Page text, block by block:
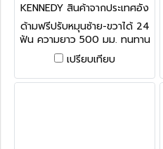
KENNEDY สินค้าจากประเทศอัง
กฤษ-1
ด้ามฟรีปรับหมุนซ้าย-ขวาได้ 24
ฟัน ความยาว 500 มม. ทนทาน
เพื่องานระดับมืออาชีพ
Kennedy Lever Reversible
Steel Handle, 3/4
เปรียบเทียบ